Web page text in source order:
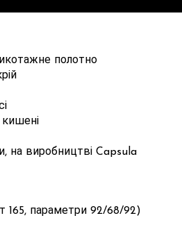
полотно
кишені
на виробництві Capsula
165, параметри 92/68/92)